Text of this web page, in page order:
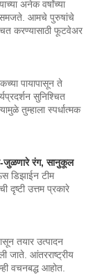
अनेक वर्षांच्या
समजते. आमचे पुरुषांचे
करण्यासाठी फूटवेअर
पायापासून ते
सुनिश्चित
तुम्हाला स्पर्धात्मक
जुळणारे रंग, सानुकूल
डिझाईन टीम
दृष्टी उत्तम प्रकारे
तयार उत्पादन
जाते. आंतरराष्ट्रीय
वचनबद्ध आहोत.